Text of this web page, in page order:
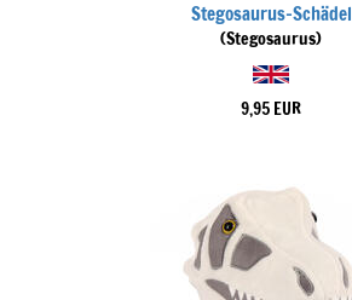
Stegosaurus-Schädel
(Stegosaurus)
9,95 EUR